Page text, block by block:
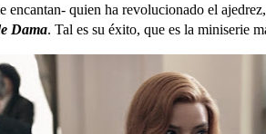
encantan- quien ha revolucionado el
Dama. Tal es su éxito, que es la miniserie